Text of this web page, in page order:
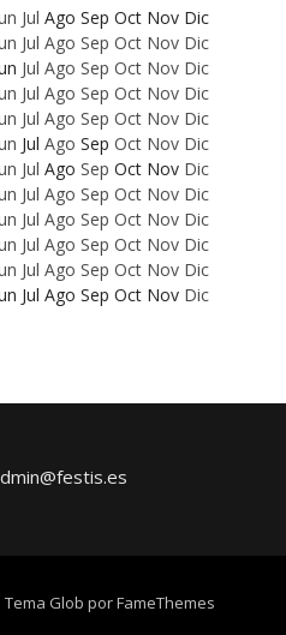
Jul Ago Sep Oct Nov Dic
Jul Ago Sep Oct Nov Dic
Jul Ago Sep Oct Nov Dic
Jul Ago Sep Oct Nov Dic
Jul Ago Sep Oct Nov Dic
Jul Ago Sep Oct Nov Dic
Jul Ago Sep Oct Nov Dic
Jul Ago Sep Oct Nov Dic
Jul Ago Sep Oct Nov Dic
Jul Ago Sep Oct Nov Dic
Jul Ago Sep Oct Nov Dic
Jul Ago Sep Oct Nov Dic
Tema Glob porFameThemes